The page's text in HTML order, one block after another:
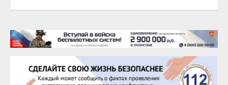
22 августа
25 августа
Сэсэгма Бубеева
28 августа
Чингиз Мустафаев